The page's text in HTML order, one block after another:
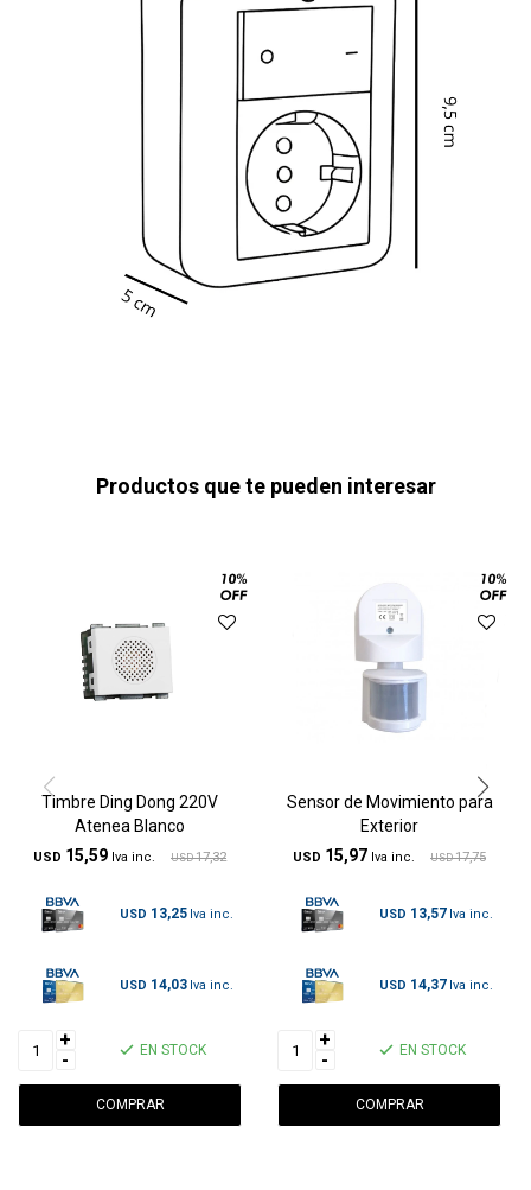
Productos que te pueden interesar
Timbre Ding Dong 220V
Atenea Blanco
USD 15,59 USD 17,32
USD 13,25
USD 14,03
+
-
EN STOCK
Sensor de Movimiento para
Exterior
USD 15,97 USD 17,75
USD 13,57
USD 14,37
+
-
EN STOCK